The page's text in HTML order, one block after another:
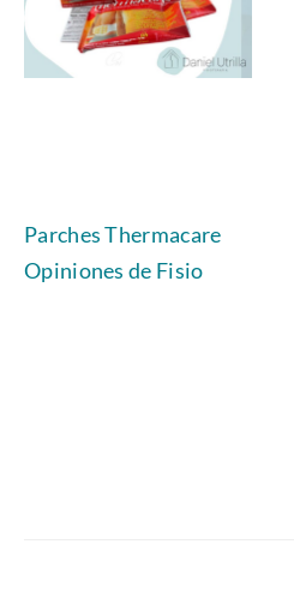
Parches Thermacare
Opiniones de Fisio